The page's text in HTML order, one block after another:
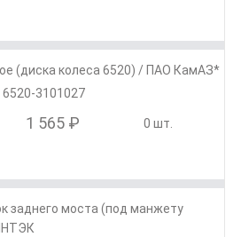
(диска колеса 6520) / ПАО КамАЗ*
6520-3101027
1 565 ₽ 0 шт.
заднего моста (под манжету